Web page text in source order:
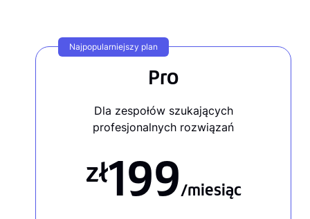
Najpopularniejszy plan
Pro
Dla zespołów szukających
profesjonalnych rozwiązań
zł199/miesiąc